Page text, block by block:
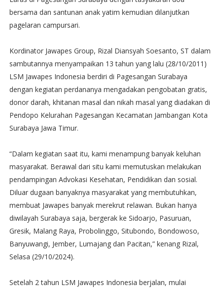
bersama dan santunan anak yatim kemudian dilanjutkan
pagelaran campursari.
Kordinator Jawapes Group, Rizal Diansyah Soesanto, ST dalam
sambutannya menyampaikan 13 tahun yang lalu (28/10/2011)
LSM Jawapes Indonesia berdiri di Pagesangan Surabaya
dengan kegiatan perdananya mengadakan pengobatan gratis,
donor darah, khitanan masal dan nikah masal yang diadakan di
Pendopo Kelurahan Pagesangan Kecamatan Jambangan Kota
Surabaya Jawa Timur.
“Dalam kegiatan saat itu, kami menampung banyak keluhan
masyarakat. Berawal dari situ kami memutuskan melakukan
pendampingan Advokasi Kesehatan, Pendidikan dan sosial.
Diluar dugaan banyaknya masyarakat yang membutuhkan,
membuat Jawapes banyak merekrut relawan. Bukan hanya
diwilayah Surabaya saja, bergerak ke Sidoarjo, Pasuruan,
Gresik, Malang Raya, Probolinggo, Situbondo, Bondowoso,
Banyuwangi, Jember, Lumajang dan Pacitan,” kenang Rizal,
Selasa (29/10/2024).
Setelah 2 tahun LSM Jawapes Indonesia berjalan, mulai